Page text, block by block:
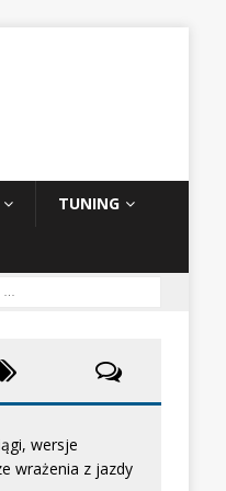
TUNING
wersje
wrażenia z jazdy